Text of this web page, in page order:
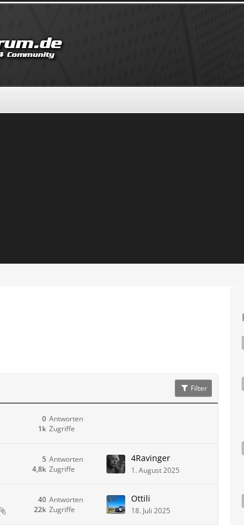
Filter
Antworten
0
Zugriffe
1k
Antworten
5
Zugriffe
4,8k
4Ravinger
1. August 2025
Antworten
40
Zugriffe
22k
Ottili
18. Juli 2025